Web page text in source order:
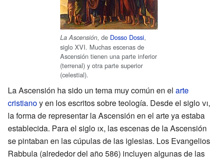
La Ascensión, de Dosso Dossi,
siglo XVI. Muchas escenas de
Ascensión tienen una parte inferior
(terrenal) y otra parte superior
(celestial).
La Ascensión ha sido un tema muy común en el arte
cristianoy en los escritos sobre teología. Desde el siglovi,
la forma de representar la Ascensión en el arte ya estaba
establecida. Para el siglo ix, las escenas de la Ascensión
se pintaban en las cúpulas de las iglesias. Los Evangelios
Rabbula (alrededor del año 586) incluyen algunas de las